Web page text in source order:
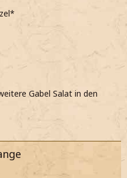
Gabel Salat in den